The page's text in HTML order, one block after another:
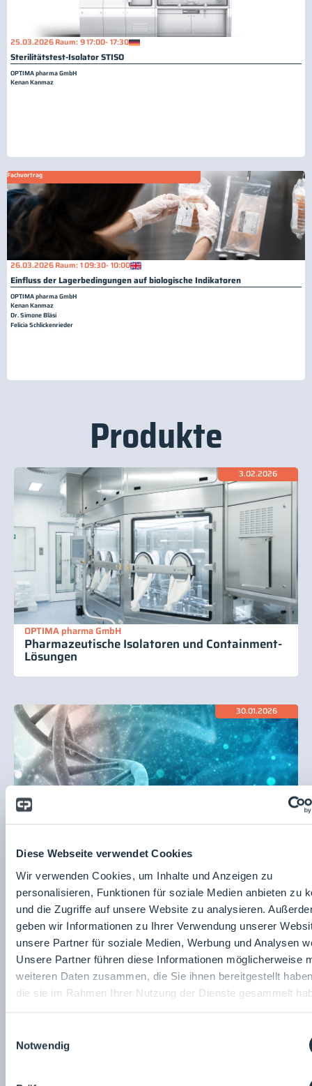
Diese Webseite verwendet Cookies
Wir verwenden Cookies, um Inhalte und Anzeigen zu
personalisieren, Funktionen für soziale Medien anbieten zu
und die Zugriffe auf unsere Website zu analysieren.
geben wir Informationen zu Ihrer Verwendung unserer
unsere Partner für soziale Medien, Werbung und Analysen
Unsere Partner führen diese Informationen möglicherweise
weiteren Daten zusammen, die Sie ihnen bereitgestellt
die sie im Rahmen Ihrer Nutzung der Dienste gesammelt
Notwendig
25.03.2026Raum: 917:00- 17:30
Sterilitätstest-Isolator STISO
OPTIMA pharma GmbH
Kenan Kanmaz
Fachvortrag
26.03.2026Raum: 109:30- 10:00
Einfluss der Lagerbedingungen auf biologische Indikatoren
OPTIMA pharma GmbH
Kenan Kanmaz
Dr. Simone Bläsi
Felicia Schlickenrieder
Produkte
3.02.2026
OPTIMA pharma GmbH
Pharmazeutische Isolatoren und Containment-
Lösungen
30.01.2026
Zell- und Gentherapien: Produktions- und
Abfülllösungen
30.01.2026